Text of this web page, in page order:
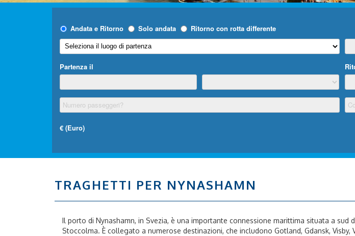
TRAGHETTI PER NYNASHAMN
Il porto di Nynashamn, in Svezia, è una importante connessione marittima situata a sud
Stoccolma. È collegato a numerose destinazioni, che includono Gotland, Gdansk, Visby,